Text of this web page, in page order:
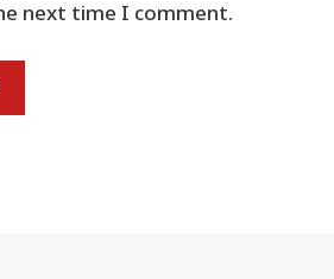
next time I comment.